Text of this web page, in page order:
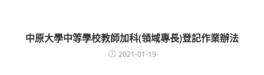
中原大學中等學校教師加科(領域專長)登記作業辦法
2021-01-19